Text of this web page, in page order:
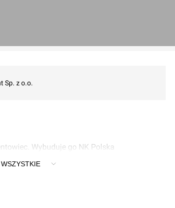
Sp. z o.o.
Wybuduje go NK Polska